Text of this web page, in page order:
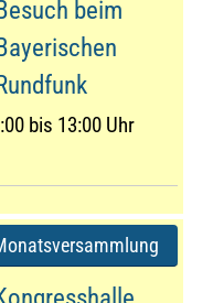
beim
bis 13:00 Uhr